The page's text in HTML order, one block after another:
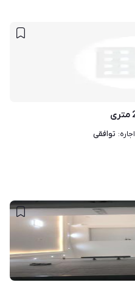
اجاره: توافقی